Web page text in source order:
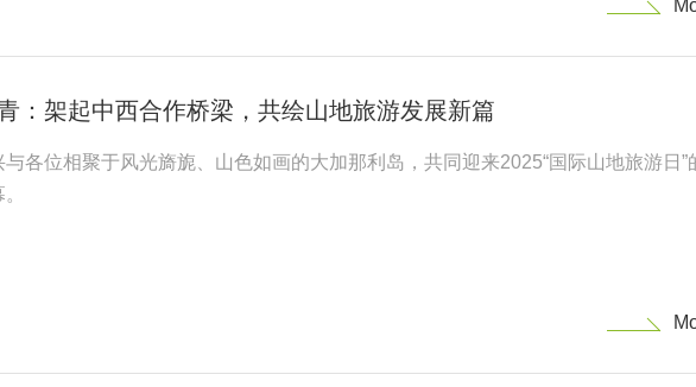
：架起中西合作桥梁，共绘山地旅游发展新篇
与各位相聚于风光旖旎、山色如画的大加那利岛，共同迎来2025“国际山地旅游日”